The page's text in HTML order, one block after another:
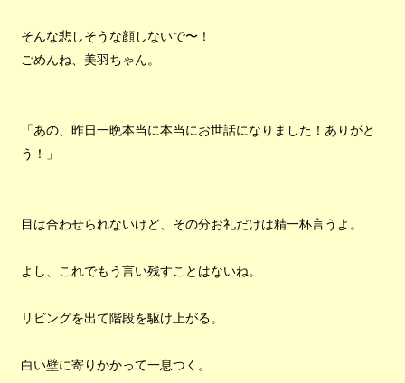
そんな悲しそうな顔しないで〜！
ごめんね、美羽ちゃん。
「あの、昨日一晩本当に本当にお世話になりました！ありがと
う！」
目は合わせられないけど、その分お礼だけは精一杯言うよ。
よし、これでもう言い残すことはないね。
リビングを出て階段を駆け上がる。
白い壁に寄りかかって一息つく。